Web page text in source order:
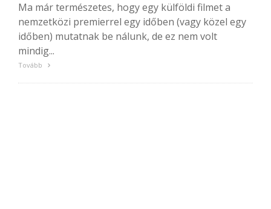
Ma már természetes, hogy egy külföldi filmet a
nemzetközi premierrel egy időben (vagy közel egy
időben) mutatnak be nálunk, de ez nem volt
mindig...
Tovább